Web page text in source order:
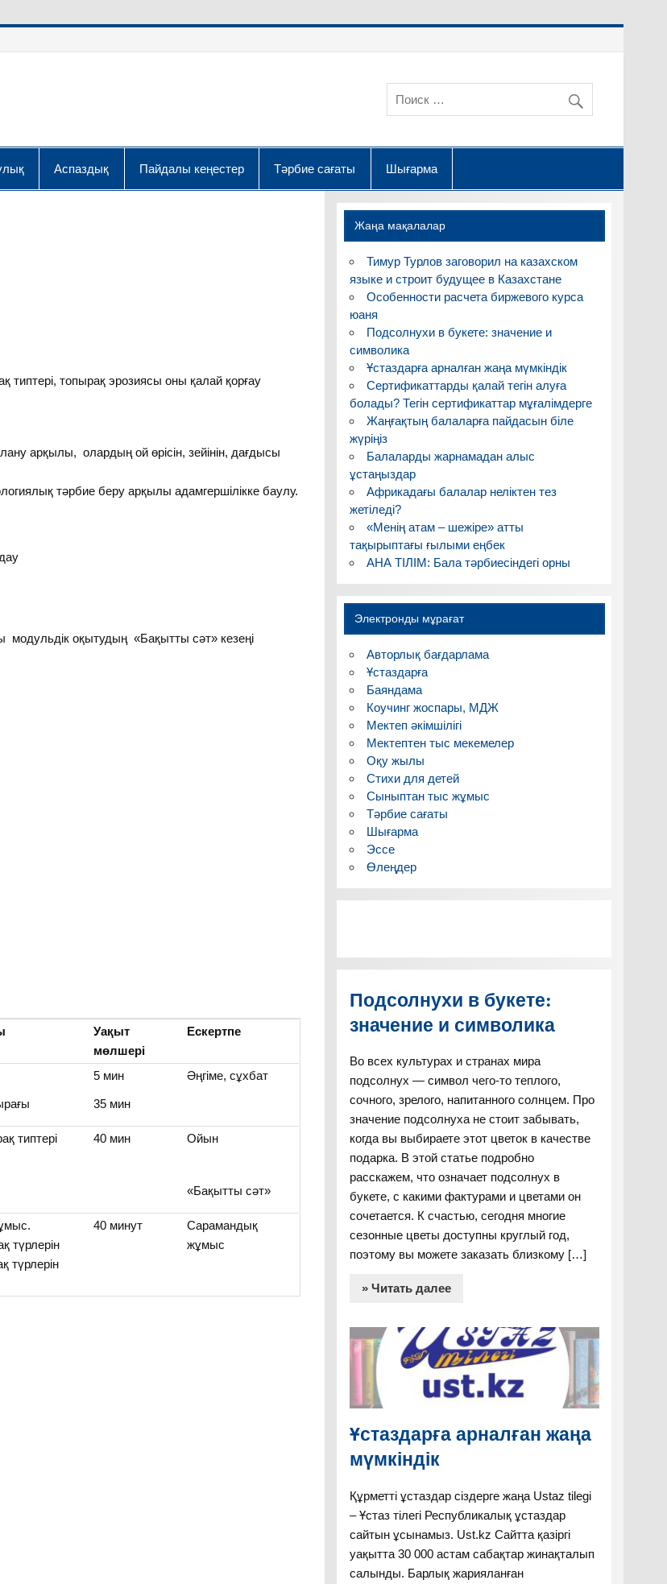
Аспаздық Пайдалы кеңестер Тәрбие сағаты Шығарма
типтері, топырақ эрозиясы оны қалай қорғау
арқылы, олардың ой өрісін, зейінін, дағдысы
тәрбие беру арқылы адамгершілікке баулу.
оқытудың «Бақытты сәт» кезеңі
Уақыт
мөлшері
Ескертпе
5 мин
35 мин
Әңгіме, сұхбат
типтері 40 мин Ойын
«Бақытты сәт»
түрлерін
түрлерін
40 минут
Сарамандық
жұмыс
Жаңа мақалалар
Тимур Турлов заговорил на казахском
языке и строит будущее в Казахстане
Особенности расчета биржевого курса
юаня
Подсолнухи в букете: значение и
символика
Ұстаздарға арналған жаңа мүмкіндік
Сертификаттарды қалай тегін алуға
болады? Тегін сертификаттар мұғалімдерге
Жаңғақтың балаларға пайдасын біле
жүріңіз
Балаларды жарнамадан алыс
ұстаңыздар
Африкадағы балалар неліктен тез
жетіледі?
«Менің атам – шежіре» атты
тақырыптағы ғылыми еңбек
АНА ТІЛІМ: Бала тәрбиесіндегі орны
Электронды мұрағат
Авторлық бағдарлама
Ұстаздарға
Баяндама
Коучинг жоспары, МДЖ
Мектеп әкімшілігі
Мектептен тыс мекемелер
Оқу жылы
Стихи для детей
Сыныптан тыс жұмыс
Тәрбие сағаты
Шығарма
Эссе
Өлеңдер
Подсолнухи в букете:
значение и символика
Во всех культурах и странах мира
подсолнух — символ чего-то теплого,
сочного, зрелого, напитанного солнцем. Про
значение подсолнуха не стоит забывать,
когда вы выбираете этот цветок в качестве
подарка. В этой статье подробно
расскажем, что означает подсолнух в
букете, с какими фактурами и цветами он
сочетается. К счастью, сегодня многие
сезонные цветы доступны круглый год,
поэтому вы можете заказать близкому […]
» Читать далее
Ұстаздарға арналған жаңа
мүмкіндік
Құрметті ұстаздар сіздерге жаңа Ustaz tilegi
– Ұстаз тілегі Республикалық ұстаздар
сайтын ұсынамыз. Ust.kz Сайтта қазіргі
уақытта 30 000 астам сабақтар жинақталып
салынды. Барлық жарияланған